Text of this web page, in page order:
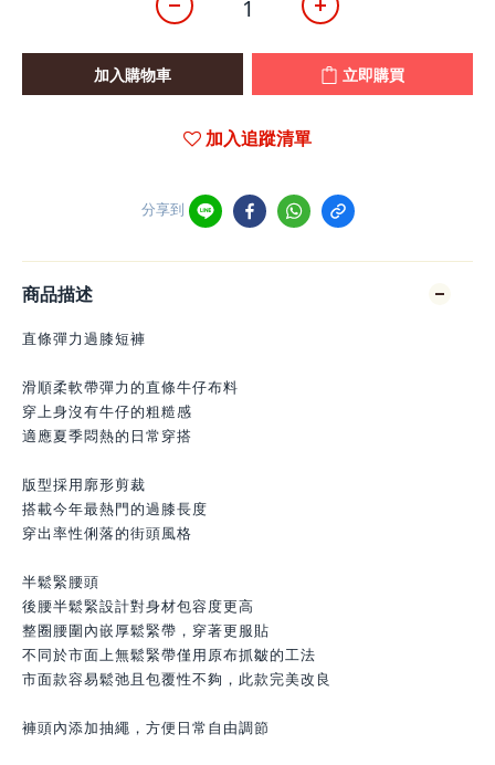
加入購物車 立即購買
加入追蹤清單
分享到
商品描述
直條彈力過膝短褲
滑順柔軟帶彈力的直條牛仔布料
穿上身沒有牛仔的粗糙感
適應夏季悶熱的日常穿搭
版型採用廓形剪裁
搭載今年最熱門的過膝長度
穿出率性俐落的街頭風格
半鬆緊腰頭
後腰半鬆緊設計對身材包容度更高
整圈腰圍內嵌厚鬆緊帶，穿著更服貼
不同於市面上無鬆緊帶僅用原布抓皺的工法
市面款容易鬆弛且包覆性不夠，此款完美改良
褲頭內添加抽繩，方便日常自由調節